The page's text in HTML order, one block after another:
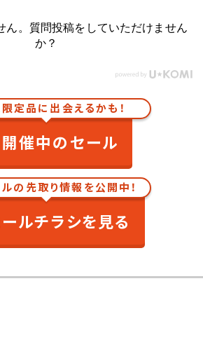
ん。質問投稿をしていただけません
か？
定品に出会えるかも！
開催中のセール
の先取り情報を公開中！
ルチラシを見る